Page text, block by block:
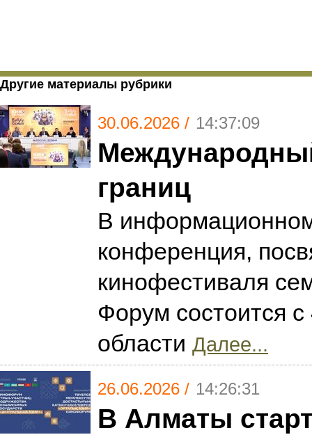
Другие материалы рубрики
30.06.2026 / 14:37:09
границ
В информационном
конференция,
кинофестиваля
Форум состоится
области Далее...
26.06.2026 / 14:26:31
В Алматы